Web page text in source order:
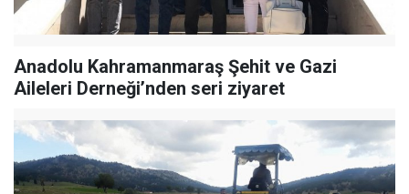
Anadolu Kahramanmaraş Şehit ve Gazi
Aileleri Derneği’nden seri ziyaret